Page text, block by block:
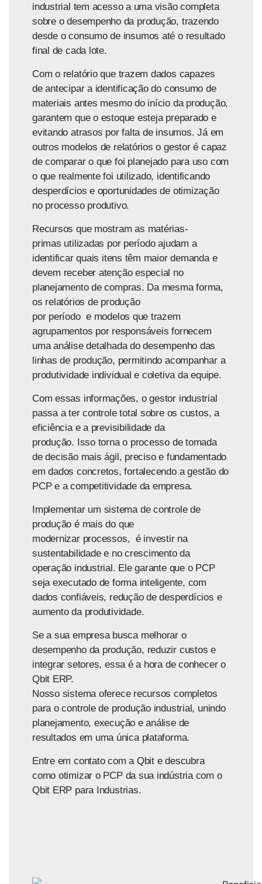
industrial tem acesso a uma visão completa
sobre o desempenho da produção, trazendo
desde o consumo de insumos até o resultado
final de cada lote.
Com o relatório que trazem dados capazes
de antecipar a identificação do consumo de
materiais antes mesmo do início da produção,
garantem que o estoque esteja preparado e
evitando atrasos por falta de insumos. Já em
outros modelos de relatórios o gestor é capaz
decomparar o que foi planejado para uso com
o que realmente foi utilizado, identificando
desperdícios e oportunidades de otimização
no processo produtivo.
Recursos que mostram as matérias-
primas utilizadas por período ajudam a
identificar quais itens têm maior demanda e
devem receber atenção especial no
planejamento de compras. Da mesma forma,
os relatórios de produção
por período e modelos que trazem
agrupamentos por responsáveis fornecem
uma análise detalhada do desempenho das
linhas de produção, permitindo acompanhar a
produtividade individual e coletiva da equipe.
Com essas informações, o gestor industrial
passa a tercontrole total sobre os custos, a
eficiência e a previsibilidade da
produção. Isso torna o processo de tomada
de decisão mais ágil, preciso e fundamentado
em dados concretos, fortalecendo a gestão do
PCP e a competitividade da empresa.
Implementar um sistema de controle de
produção é mais do que
modernizar processos, é investir na
sustentabilidade e no crescimento da
operação industrial. Ele garante que o PCP
seja executado de forma inteligente, com
dados confiáveis, redução de desperdícios e
aumento da produtividade.
Se a sua empresa busca melhorar o
desempenho da produção, reduzir custos e
integrar setores, essa é a hora de conhecer o
Qbit ERP.
Nosso sistema oferece recursos completos
para o controle de produção industrial, unindo
planejamento, execução e análise de
resultados em uma única plataforma.
Entre em contato com a Qbit e descubra
como otimizar o PCP da sua indústria com o
Qbit ERP para Industrias.